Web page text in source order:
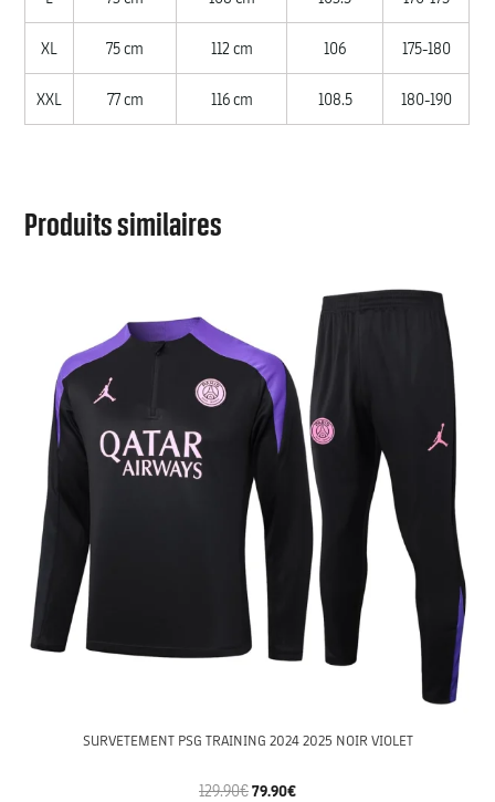
XL 75 cm 112 cm 106 175-180
XXL 77 cm 116 cm 108.5 180-190
Produits similaires
SURVETEMENT PSG TRAINING 2024 2025 NOIR VIOLET
129.90€79.90€